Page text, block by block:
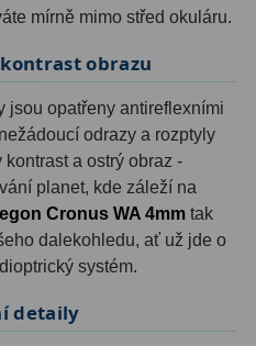
mírně mimo střed okuláru.
obrazu
jsou opatřeny antireflexními
odrazy a rozptyly
a ostrý obraz -
planet, kde záleží na
Cronus WA 4mm tak
dalekohledu, ať už jde o
systém.
detaily